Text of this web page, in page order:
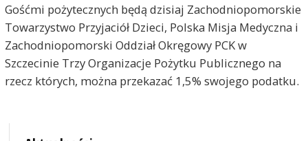
Gośćmi pożytecznych będą dzisiaj Zachodniopomorskie
Towarzystwo Przyjaciół Dzieci, Polska Misja Medyczna i
Zachodniopomorski Oddział Okręgowy PCK w
Szczecinie Trzy Organizacje Pożytku Publicznego na
rzecz których, można przekazać 1,5% swojego podatku.